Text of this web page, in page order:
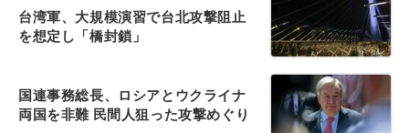
台湾軍、大規模演習で台北攻撃阻止
を想定し「橋封鎖」
国連事務総長、ロシアとウクライナ
両国を非難 民間人狙った攻撃めぐり